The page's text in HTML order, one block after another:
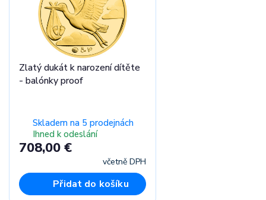
Zlatý dukát k narození dítěte
- balónky proof
Skladem na 5 prodejnách
Ihned k odeslání
708,00 €
včetně DPH
Přidat do košíku